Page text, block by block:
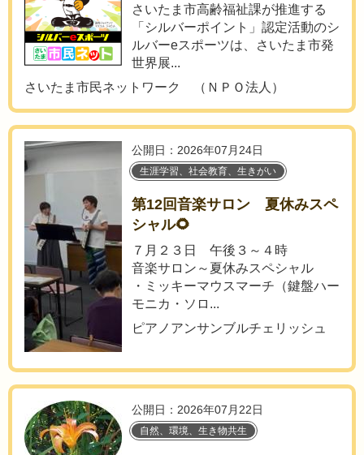
さいたま市高齢福祉課が推進する
「シルバーポイント」認定活動のシ
ルバーeスポーツは、さいたま市発
世界展...
さいたま市民ネットワーク （ＮＰＯ法人）
公開日：2026年07月24日
生涯学習、社会教育、生きがい
第12回音楽サロン 夏休みスペ
シャル🌻
７月２３日 午後３～４時
音楽サロン～夏休みスペシャル
・ミッキーマウスマーチ（鍵盤ハー
モニカ・ソロ...
ピアノアンサンブルチェリッシュ
公開日：2026年07月22日
自然、環境、生き物共生